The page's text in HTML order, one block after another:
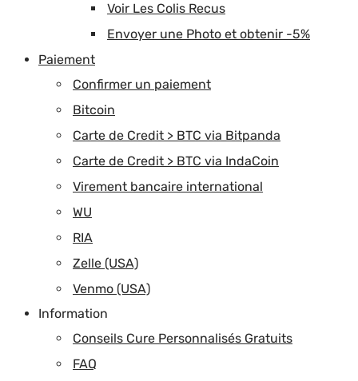
Voir Les Colis Recus
Envoyer une Photo et obtenir -5%
Paiement
Confirmer un paiement
Bitcoin
Carte de Credit > BTC via Bitpanda
Carte de Credit > BTC via IndaCoin
Virement bancaire international
WU
RIA
Zelle (USA)
Venmo (USA)
Information
Conseils Cure Personnalisés Gratuits
FAQ